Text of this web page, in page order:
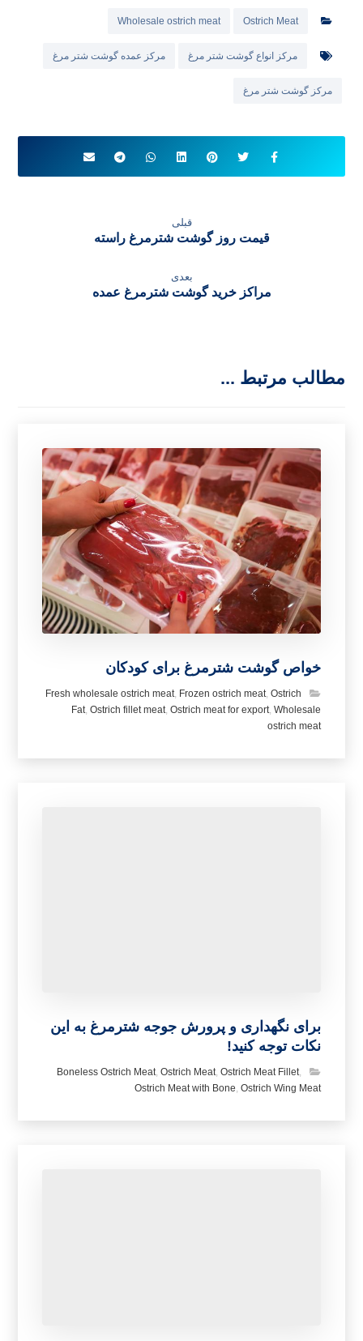
Ostrich Meat
Wholesale ostrich meat
مرکز انواع گوشت شتر مرغ مرکز عمده گوشت شتر مرغ
مرکز گوشت شتر مرغ
قبلی
قیمت روز گوشت شترمرغ راسته
بعدی
مراکز خرید گوشت شترمرغ عمده
مطالب مرتبط ...
خواص گوشت شترمرغ برای کودکان
Fresh wholesale ostrich meat, Frozen ostrich meat, Ostrich
Fat, Ostrich fillet meat, Ostrich meat for export, Wholesale
ostrich meat
برای نگهداری و پرورش جوجه شترمرغ به این
نکات توجه کنید!
Boneless Ostrich Meat, Ostrich Meat, Ostrich Meat Fillet,
Ostrich Meat with Bone Ostrich Wing Meat